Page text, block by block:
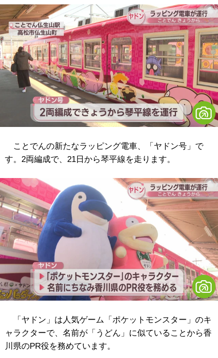
ことでんの新たなラッピング電車、「ヤドン号」で
す。2両編成で、21日から琴平線を走ります。
「ヤドン」は人気ゲーム「ポケットモンスター」のキ
ャラクターで、名前が「うどん」に似ていることから香
川県のPR役を務めています。